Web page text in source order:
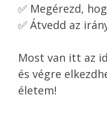
✅ Megérezd,
✅ Átvedd az
Most van itt az
és végre
életem!